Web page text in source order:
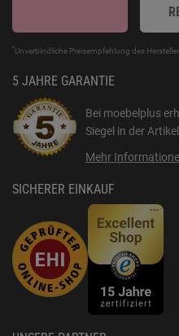
*Unverbindliche Preisempfehlung des
5 JAHRE GARANTIE
Bei moebelplus
Siegel in der
Mehr
SICHERER EINKAUF